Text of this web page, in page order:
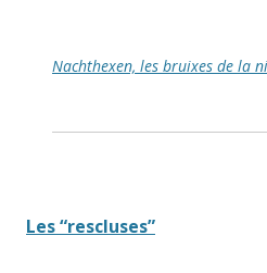
Nachthexen, les bruixes de la
Les “rescluses”